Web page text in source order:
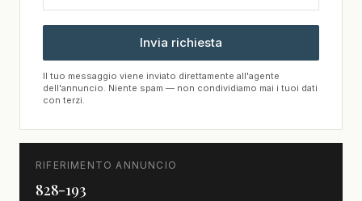
Invia richiesta
Il tuo messaggio viene inviato direttamente all'agente
dell'annuncio. Niente spam — non condividiamo mai i tuoi dati
con terzi.
RIFERIMENTO ANNUNCIO
828-193